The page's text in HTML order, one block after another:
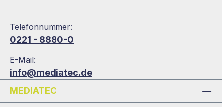
Telefonnummer:
0221 - 8880-0
E-Mail:
info@mediatec.de
MEDIATEC